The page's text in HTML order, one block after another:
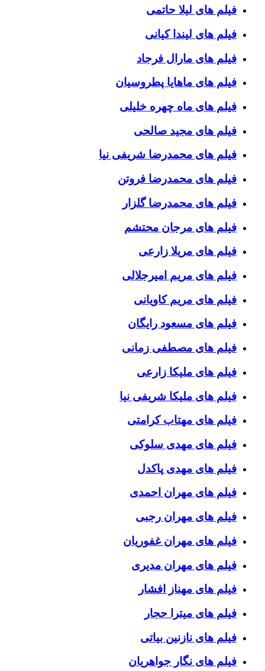
فیلم های لیلا حاتمی
فیلم های لیندا کیانی
فیلم های مارال فرجاد
فیلم های ماهایا پطروسیان
فیلم های ماه چهره خلیلی
فیلم های مجید صالحی
فیلم های محمدرضا شریفی نیا
فیلم های محمدرضا فروتن
فیلم های محمدرضا گلزار
فیلم های مرجان محتشم
فیلم های مریلا زارعی
فیلم های مریم امیرجلالی
فیلم های مریم کاویانی
فیلم های مسعود رایگان
فیلم های مصطفی زمانی
فیلم های ملیکا زارعی
فیلم های ملیکا شریفی نیا
فیلم های مهتاب کرامتی
فیلم های مهدی سلوکی
فیلم های مهدی پاکدل
فیلم های مهران احمدی
فیلم های مهران رجبی
فیلم های مهران غفوریان
فیلم های مهران مدیری
فیلم های مهناز افشار
فیلم های میترا حجار
فیلم های نازنین بیاتی
فیلم های نگار جواهریان